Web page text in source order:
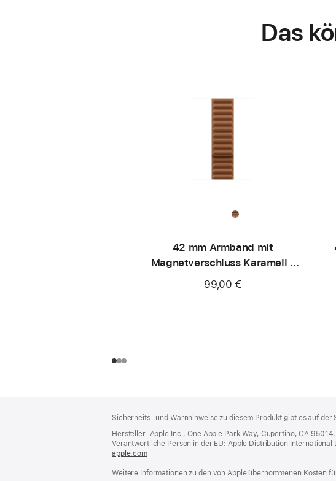
Das
42 mm Armband mit
Magnetverschluss Karamell -
S/M
99,00 €
Sicherheits- und Warnhinweise zu diesem Produkt gibt es auf der
Hersteller: Apple Inc., One Apple Park Way, Cupertino, CA
Verantwortliche Person in der EU: Apple Distribution
apple.com(öffnet
neues
Weitere Informationen zu den von Apple übernommenen Kosten